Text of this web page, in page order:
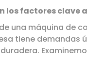
los factores clave
una máquina de
tiene demandas